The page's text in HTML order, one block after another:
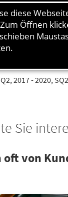
2017 - 2020,
Sie
oft von